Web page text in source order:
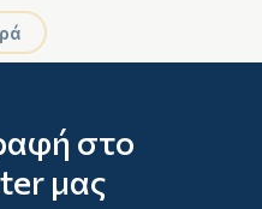
στο
μας